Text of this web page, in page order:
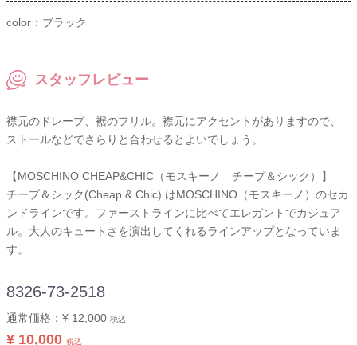
color：ブラック
スタッフレビュー
襟元のドレープ、裾のフリル。襟元にアクセントがありますので、
ストールなどでさらりと合わせるとよいでしょう。
【MOSCHINO CHEAP&CHIC（モスキーノ チープ＆シック）】
チープ＆シック(Cheap & Chic) はMOSCHINO（モスキーノ）のセカ
ンドラインです。ファーストラインに比べてエレガントでカジュア
ル。大人のキュートさを演出してくれるラインアップとなっていま
す。
8326-73-2518
通常価格： ¥ 12,000 税込
¥ 10,000 税込